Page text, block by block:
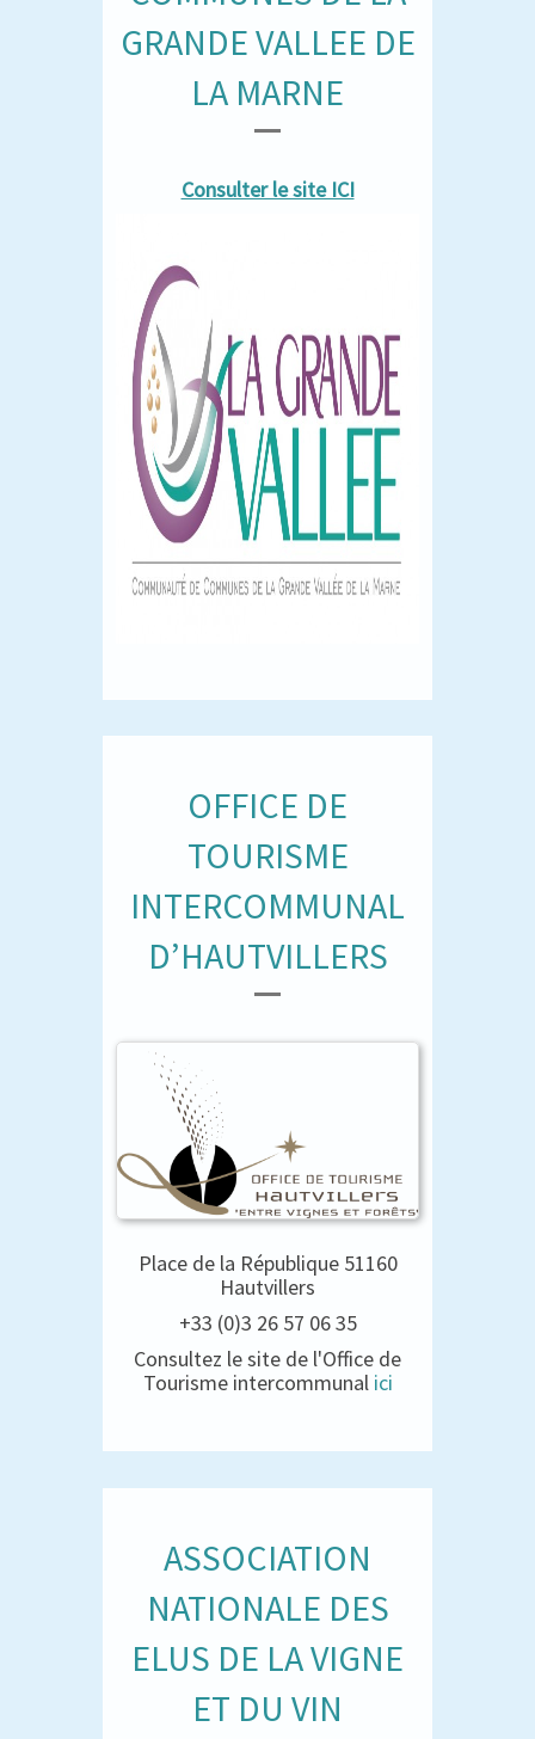
GRANDE VALLEE DE
LA MARNE
Consulter le site ICI
OFFICE DE
TOURISME
INTERCOMMUNAL
D’HAUTVILLERS
Place de la République 51160
Hautvillers
+33 (0)3 26 57 06 35
Consultez le site de l'Office de
Tourisme intercommunal ici
ASSOCIATION
NATIONALE DES
ELUS DE LA VIGNE
ET DU VIN